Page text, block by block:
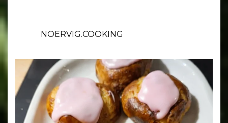
NOERVIG.COOKING